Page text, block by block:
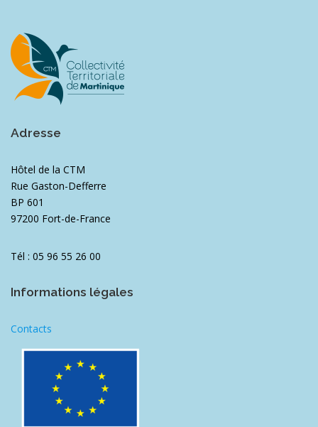
Adresse
Hôtel de la CTM
Rue Gaston-Defferre
BP 601
97200 Fort-de-France
Tél : 05 96 55 26 00
Informations légales
Contacts